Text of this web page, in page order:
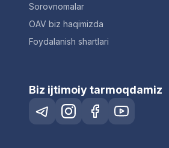
Sorovnomalar
OAV biz haqimizda
Foydalanish shartlari
Biz ijtimoiy tarmoqdamiz